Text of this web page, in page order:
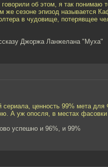
об этом, я так понимаю
сезоне эпизод называется
в чудовище, потерявщее
Джоржа Ланжелана "Муха"
ценность 99% мета для
А уж опосля, в местах
успешно и 96%, и 99%